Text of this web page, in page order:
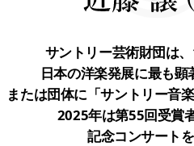
サントリー芸術財団は
日本の洋楽発展に最も
または団体に「サントリー音
2025年は第55回受賞
記念コンサート